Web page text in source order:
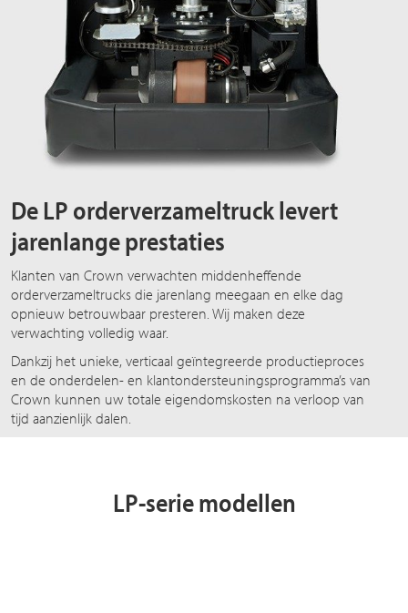
De LP orderverzameltruck levert
jarenlange prestaties
Klanten van Crown verwachten middenheffende
orderverzameltrucks die jarenlang meegaan en elke dag
opnieuw betrouwbaar presteren. Wij maken deze
verwachting volledig waar.
Dankzij het unieke, verticaal geïntegreerde productieproces
en de onderdelen- en klantondersteuningsprogramma’s van
Crown kunnen uw totale eigendomskosten na verloop van
tijd aanzienlijk dalen.
LP-serie modellen